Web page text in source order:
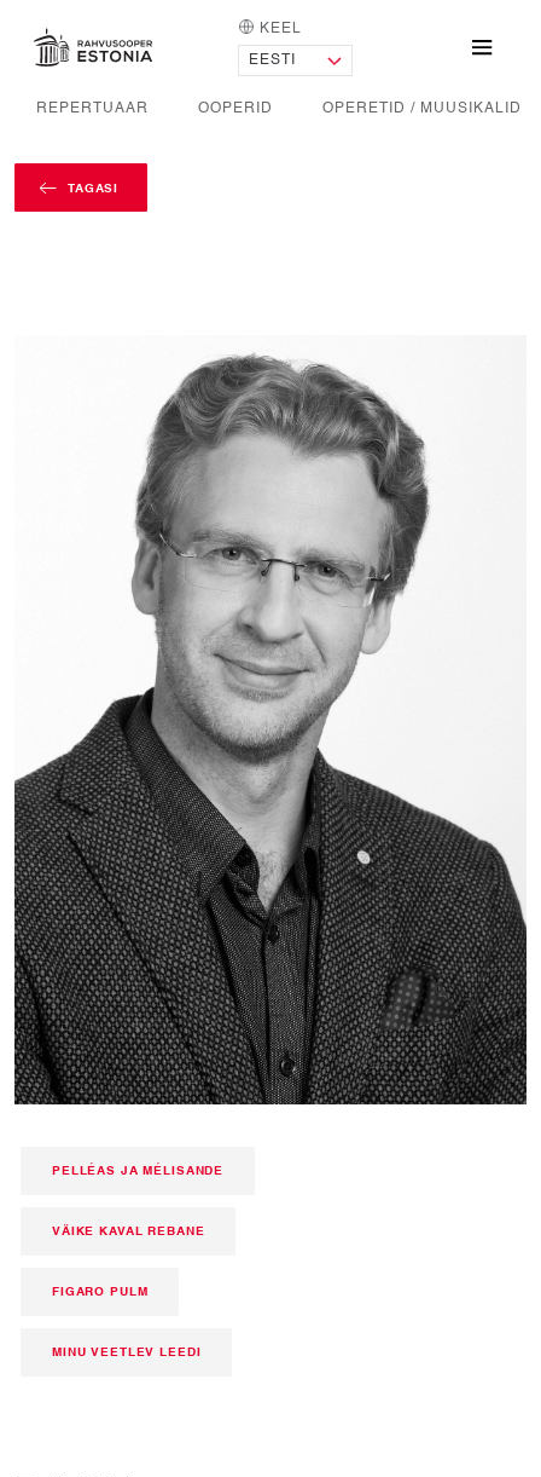
AVALEHT KEEL
REPERTUAAR OOPERID OPERETID / MUUSIKALID
TAGASI
PELLÉAS JA MÉLISANDE
VÄIKE KAVAL REBANE
FIGARO PULM
MINU VEETLEV LEEDI